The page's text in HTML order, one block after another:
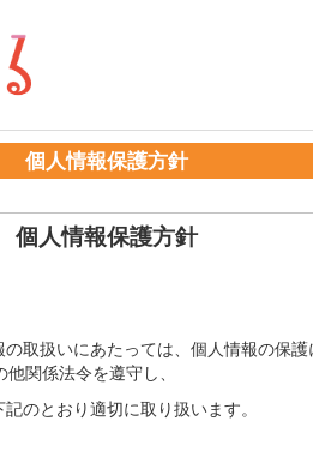
個人情報保護方針
個人情報保護方針
取扱いにあたっては、個人情報の保
関係法令を遵守し、
のとおり適切に取り扱います。